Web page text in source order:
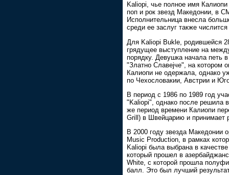
Kaliopi, чье полное имя
поп и рок звезд Македонии, в
Исполнительница внесла
среди ее заслуг также
Для Kaliopi Bukle, родившейся
грядущее выступление на
порядку. Девушка начала петь
"Златно Славејче", на котором
Калиопи не одержала, однако
по Чехословакии, Австрии и
В период с 1986 по 1989 год
"Kaliopi", однако после решила
же период времени Калиопи
Grill) в Швейцарию и принимает
В 2000 году звезда Македонии
Music Production, в рамках
Kaliopi была выбрана в
который прошел в
White, с которой прошла
балл. Это был лучший